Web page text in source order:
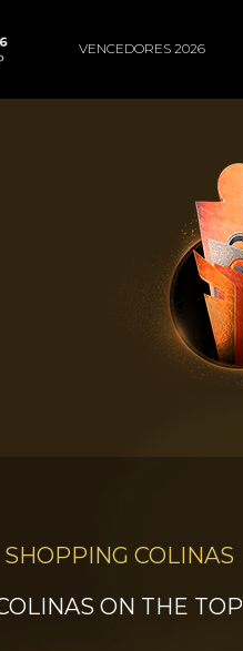
VENCEDORES 2026
SHOPPING COLINAS
ON THE TOP